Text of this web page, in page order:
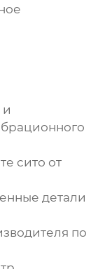
и
сито от
детали
по